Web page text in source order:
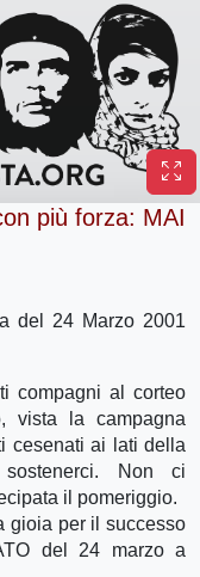
più forza: MAI
del 24 Marzo 2001
compagni al corteo
vista la campagna
cesenati ai lati della
Non ci
il pomeriggio.
gioia per il successo
del 24 marzo a